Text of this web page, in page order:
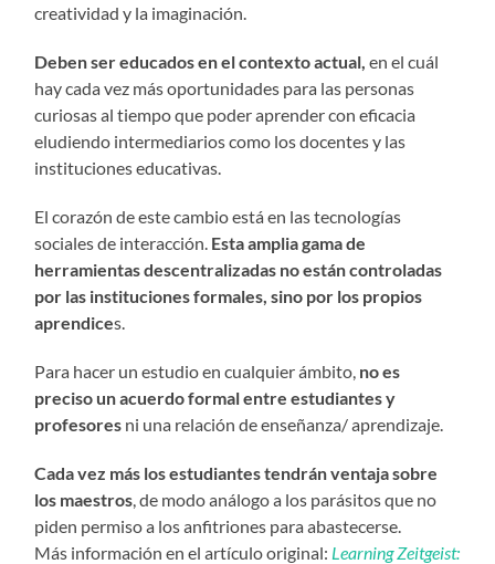
creatividad y la imaginación.
Deben ser educados en el contexto actual, en el cuál
hay cada vez más oportunidades para las personas
curiosas al tiempo que poder aprender con eficacia
eludiendo intermediarios como los docentes y las
instituciones educativas.
El corazón de este cambio está en las tecnologías
sociales de interacción. Esta amplia gama de
herramientas descentralizadas no están controladas
por las instituciones formales, sino por los propios
aprendices.
Para hacer un estudio en cualquier ámbito, no es
preciso un acuerdo formal entre estudiantes y
profesores ni una relación de enseñanza/ aprendizaje.
Cada vez más los estudiantes tendrán ventaja sobre
los maestros , de modo análogo a los parásitos que no
piden permiso a los anfitriones para abastecerse.
Más información en el artículo original: Learning Zeitgeist: